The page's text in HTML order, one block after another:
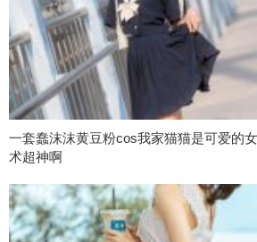
一套蠢沫沫黄豆粉cos我家猫猫是可爱的
术超神啊